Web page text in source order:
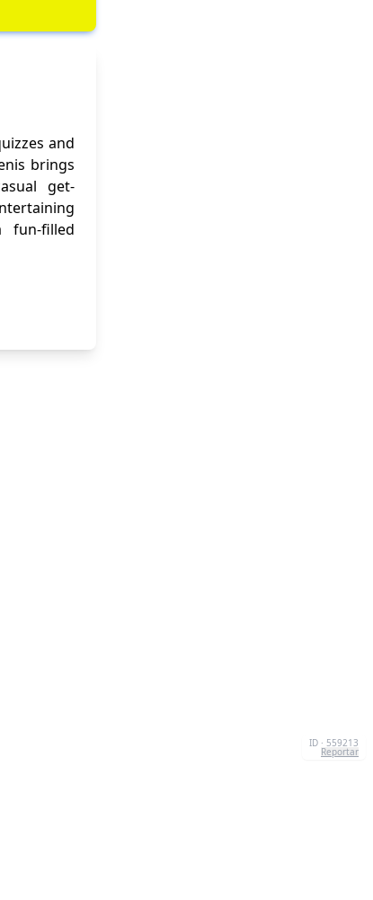
and
brings
get-
filled
ID · 559213
Reportar